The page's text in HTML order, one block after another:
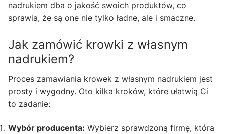
nadrukiem dba o jakość swoich produktów, co
sprawia, że są one nie tylko ładne, ale i smaczne.
Jak zamówić krowki z własnym
nadrukiem?
Proces zamawiania krowek z własnym nadrukiem jest
prosty i wygodny. Oto kilka kroków, które ułatwią Ci
to zadanie:
Wybór producenta: Wybierz sprawdzoną firmę, która